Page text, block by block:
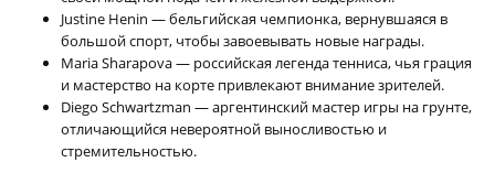
Justine Henin — бельгийская чемпионка, вернувшаяся в
большой спорт, чтобы завоевывать новые награды.
Maria Sharapova — российская легенда тенниса, чья грация
и мастерство на корте привлекают внимание зрителей.
Diego Schwartzman — аргентинский мастер игры на грунте,
отличающийся невероятной выносливостью и
стремительностью.